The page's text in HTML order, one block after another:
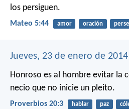
los persiguen.
Mateo 5:44 amor oración
Jueves, 23 de enero de 2014
Honroso es al hombre evitar la
necio que no inicie un pleito.
Proverbios 20:3 hablar paz